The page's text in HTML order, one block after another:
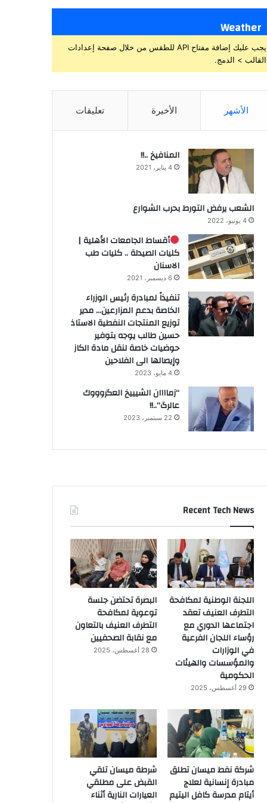
Weather
يجب عليك إضافة مفتاح API للطقس من خلال صفحة إعدادات
القالب > الدمج.
الأشهر الأخيرة تعليقات
المنافيخ ..!!
4 يناير، 2021
الشعب يرفض التورط بحرب الشوارع
4 يونيو، 2022
أقساط الجامعات الأهلية |
كليات الصيدلة .. كليات طب
الاسنان
6 ديسمبر، 2021
تنفيذاً لمبادرة رئيس الوزراء
الخاصة بدعم المزارعين… مدير
توزيع المنتجات النفطية الاستاذ
حسين طالب يوجه بتوفير
حوضيات خاصة لنقل مادة الكاز
وإيصالها الى الفلاحين
4 مايو، 2023
“زماااان الشيييخ العگروووك
عالرگ”..!!
22 سبتمبر، 2023
Recent Tech News
اللجنة الوطنية لمكافحة
التطرف العنيف تعقد
اجتماعها الدوري مع
رؤساء اللجان الفرعية
في الوزارات
والمؤسسات والهيئات
الحكومية
29 أغسطس، 2025
البصرة تحتضن جلسة
توعوية لمكافحة
التطرف العنيف بالتعاون
مع نقابة الصحفيين
28 أغسطس، 2025
شركة نفط ميسان تطلق
مبادرة إنسانية لعلاج
أيتام مدرسة كافل اليتيم
شرطة ميسان تلقي
القبض على مطلقي
العيارات النارية أثناء